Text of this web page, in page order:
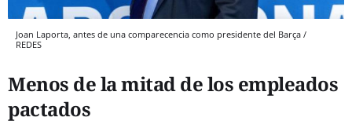
Joan Laporta, antes de una comparecencia como presidente del Barça /
REDES
Menos de la mitad de los empleados
pactados